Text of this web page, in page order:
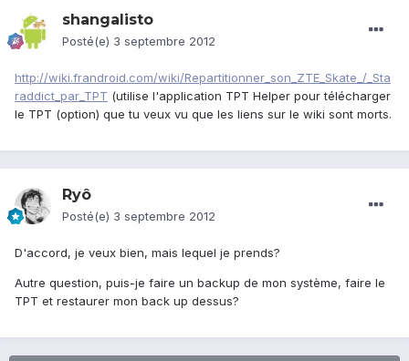
shangalisto
Posté(e) 3 septembre 2012
http://wiki.frandroid.com/wiki/Repartitionner_son_ZTE_Skate_/_Sta
raddict_par_TPT (utilise l'application TPT Helper pour télécharger
le TPT (option) que tu veux vu que les liens sur le wiki sont morts.
Ryô
Posté(e) 3 septembre 2012
D'accord, je veux bien, mais lequel je prends?
Autre question, puis-je faire un backup de mon système, faire le
TPT et restaurer mon back up dessus?